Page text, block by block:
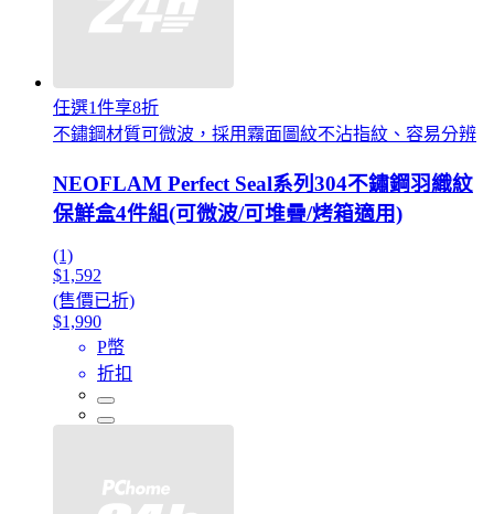
任選1件享8折
不鏽鋼材質可微波，採用霧面圖紋不沾指紋、容易分辨
NEOFLAM Perfect Seal系列304不鏽鋼羽織紋
保鮮盒4件組(可微波/可堆疊/烤箱適用)
(1)
$1,592
(售價已折)
$1,990
P幣
折扣